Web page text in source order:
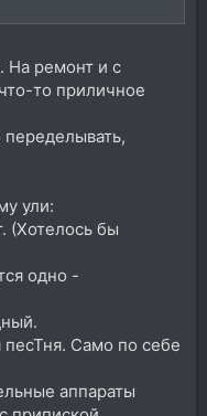
На ремонт и с
то приличное
ули:
(Хотелось бы
одно -
Само по себе
аппараты